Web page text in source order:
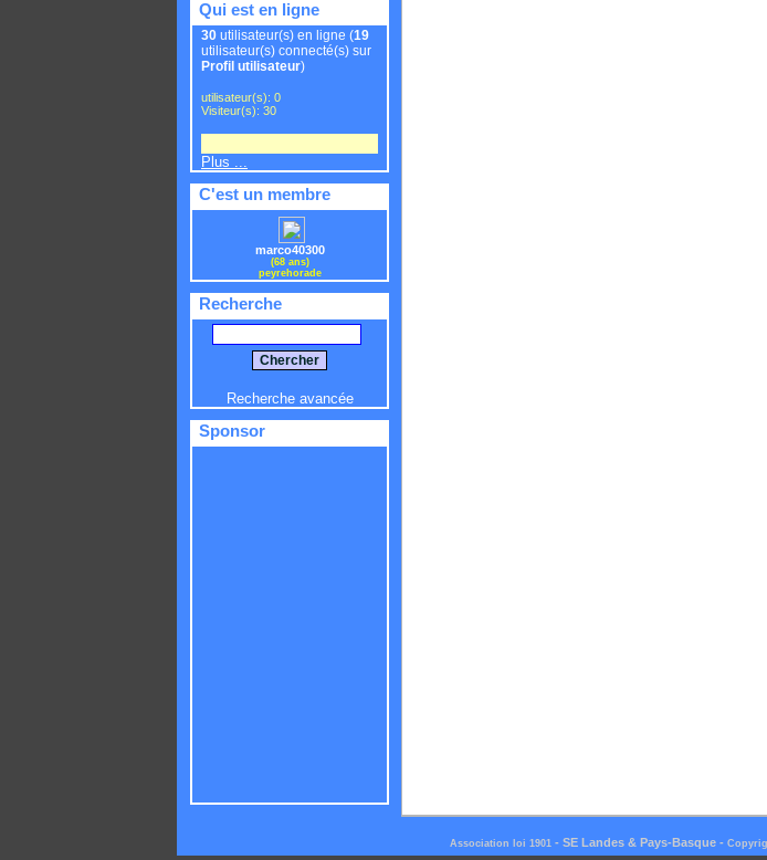
Qui est en ligne
30 utilisateur(s) en ligne (19
utilisateur(s) connecté(s) sur
Profil utilisateur)
utilisateur(s): 0
Visiteur(s): 30
Plus ...
C'est un membre
marco40300
(68 ans)
peyrehorade
Recherche
Recherche avancée
Sponsor
Association loi 1901 - SE Landes & Pays-Basque -